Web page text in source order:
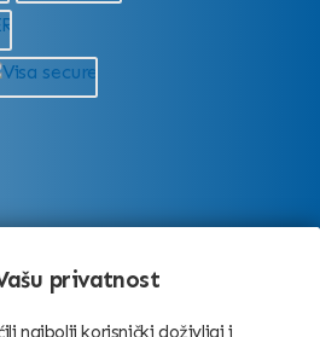
privatnost
najbolji korisnički doživljaj i